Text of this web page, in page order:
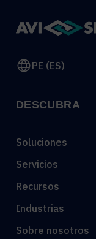
PE (ES)
DESCUBRA
Soluciones
Servicios
Recursos
Industrias
Sobre nosotros